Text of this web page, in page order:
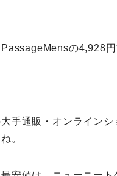
の4,928円
手通販・オンライン
。